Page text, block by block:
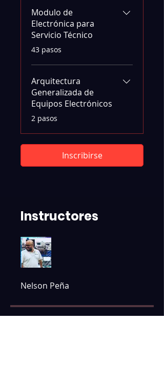
Modulo de
Electrónica para
Servicio Técnico
.
43 pasos
Arquitectura
Generalizada de
Equipos Electrónicos
.
2 pasos
Inscribirse
Instructores
Nelson Peña